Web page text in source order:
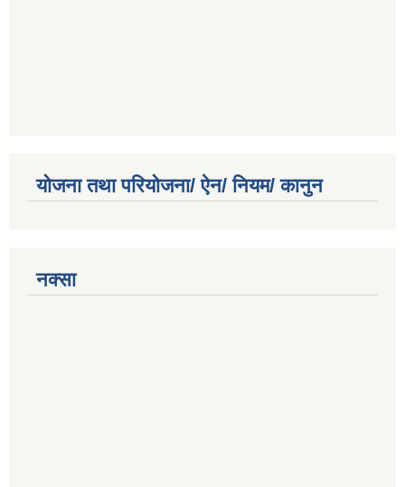
योजना तथा परियोजना/ ऐन/ नियम/ कानुन
नक्सा